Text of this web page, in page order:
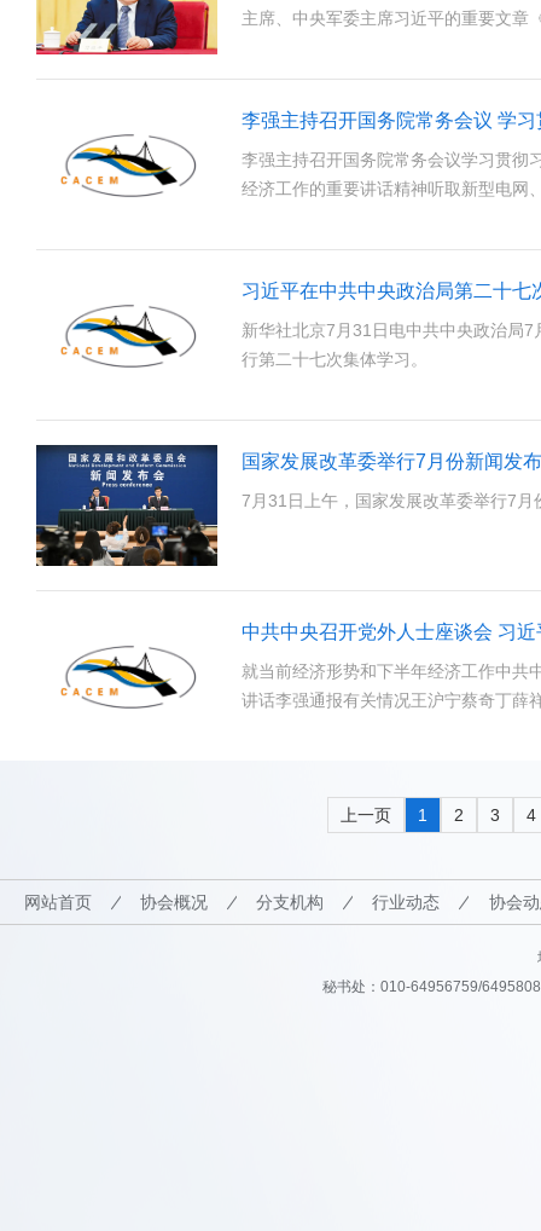
主席、中央军委主席习近平的重要文章
李强主持召开国务院常务会议学习贯彻
经济工作的重要讲话精神听取新型电网
新华社北京7月31日电中共中央政治局
行第二十七次集体学习。
国家发展改革委举行7月份新闻发
7月31日上午，国家发展改革委举行7月
中共中央召开党外人士座谈会 习
就当前经济形势和下半年经济工作中共
讲话李强通报有关情况王沪宁蔡奇丁薛
上一页 1 2 3 4
网站首页 协会概况 分支机构 行业动态 协会
秘书处：010-64956759/